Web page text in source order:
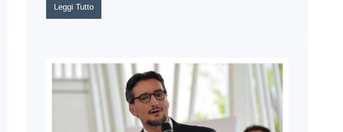
Leggi Tutto